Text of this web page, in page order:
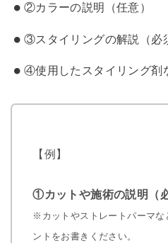
②カラーの説明（任意）
③スタイリングの解説（必
④使用したスタイリング剤
【例】
①カットや施術の説明（必
※カットやストレートパーマな
ントをお書きください。